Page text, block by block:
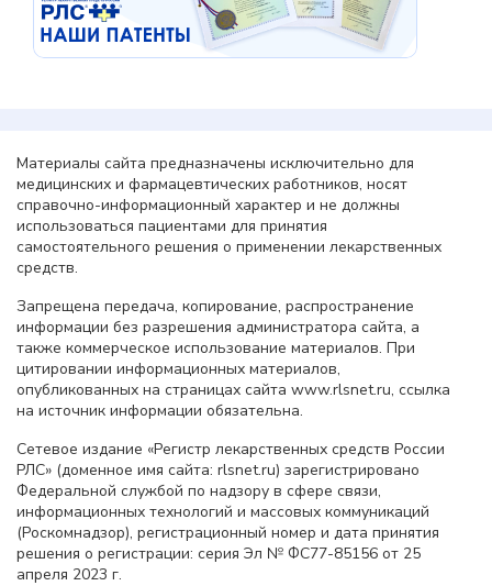
Материалы сайта предназначены исключительно для
медицинских и фармацевтических работников, носят
справочно-информационный характер и не должны
использоваться пациентами для принятия
самостоятельного решения о применении лекарственных
средств.
Запрещена передача, копирование, распространение
информации без разрешения администратора сайта, а
также коммерческое использование материалов. При
цитировании информационных материалов,
опубликованных на страницах сайта www.rlsnet.ru, ссылка
на источник информации обязательна.
Сетевое издание «Регистр лекарственных средств России
РЛС» (доменное имя сайта: rlsnet.ru) зарегистрировано
Федеральной службой по надзору в сфере связи,
информационных технологий и массовых коммуникаций
(Роскомнадзор), регистрационный номер и дата принятия
решения о регистрации: серия Эл № ФС77-85156 от 25
апреля 2023 г.